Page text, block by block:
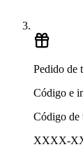
Pedido de
Código e
Código de
XXXX-